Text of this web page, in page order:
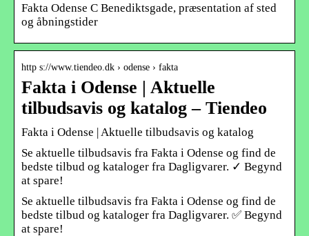
Fakta Odense C Benediktsgade, præsentation af sted
og åbningstider
http s://www.tiendeo.dk › odense › fakta
Fakta i Odense | Aktuelle
tilbudsavis og katalog – Tiendeo
Fakta i Odense | Aktuelle tilbudsavis og katalog
Se aktuelle tilbudsavis fra Fakta i Odense og find de
bedste tilbud og kataloger fra Dagligvarer. ✓ Begynd
at spare!
Se aktuelle tilbudsavis fra Fakta i Odense og find de
bedste tilbud og kataloger fra Dagligvarer. ✅ Begynd
at spare!